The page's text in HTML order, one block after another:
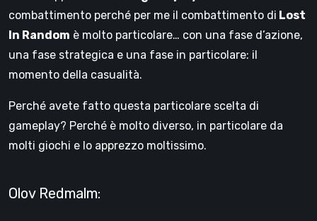
combattimento perché per me il combattimento di Lost
In Random è molto particolare… con una fase d’azione,
una fase strategica e una fase in particolare: il
momento della casualità.
Perché avete fatto questa particolare scelta di
gameplay? Perché è molto diverso, in particolare da
molti giochi e lo apprezzo moltissimo.
Olov Redmalm: